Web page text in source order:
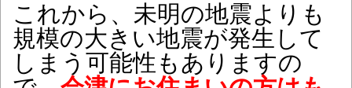
これから、未明の地震よりも
規模の大きい地震が発生して
しまう可能性もありますの